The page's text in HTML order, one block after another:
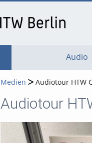
Audio
Medien Audiotour HTW
Audiotour